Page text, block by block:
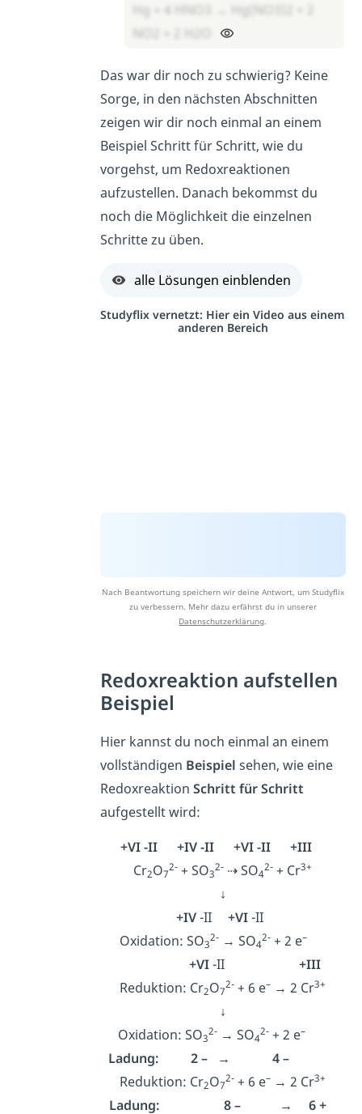
Hg + 4 HNO3 → Hg(NO3)2 + 2
NO2 + 2 H2O
Das war dir noch zu schwierig? Keine
Sorge, in den nächsten Abschnitten
zeigen wir dir noch einmal an einem
Beispiel Schritt für Schritt, wie du
vorgehst, um Redoxreaktionen
aufzustellen. Danach bekommst du
noch die Möglichkeit die einzelnen
Schritte zu üben.
alle Lösungen einblenden
Studyflix vernetzt: Hier ein Video aus einem
anderen Bereich
Nach Beantwortung speichern wir deine Antwort, um Studyflix
zu verbessern. Mehr dazu erfährst du in unserer
Datenschutzerklärung.
Redoxreaktion aufstellen
Beispiel
Hier kannst du noch einmal an einem
vollständigen Beispiel sehen, wie eine
Redoxreaktion Schritt für Schritt
aufgestellt wird:
+VI -II +IV -II +VI -II +III
Cr2O7
2- + SO3
2- ⇢ SO4
2- + Cr3+
↓
+IV-II +VI-II
Oxidation: SO3
2-→ SO4
2-+ 2 e–
+VI-II
+III
Reduktion: Cr2O7
2- + 6 e– → 2 Cr3+
↓
Oxidation: SO3
2- → SO4
2- + 2 e–
Ladung: 2 – → 4 –
Reduktion: Cr2O7
2- + 6 e– → 2 Cr3+
Ladung: 8 – → 6 +